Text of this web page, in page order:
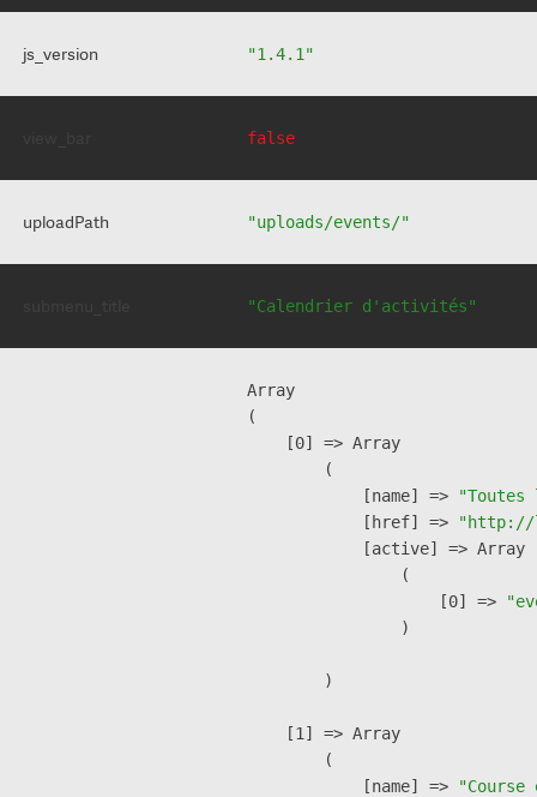
js_version "1.4.1"
false
uploadPath "uploads/events/"
"Calendrier d'activités"
Array
(
    [0] => Array
        (
            [name] =>
            [href] =>
"http://
            [active] => Array
                (
                    [0] =>
                )
        )
    [1] => Array
        (
            [name] =>